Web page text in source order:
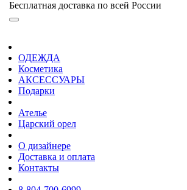
Бесплатная доставка по всей России
ОДЕЖДА
Косметика
АКСЕССУАРЫ
Подарки
Ателье
Царский орел
О дизайнере
Доставка и оплата
Контакты